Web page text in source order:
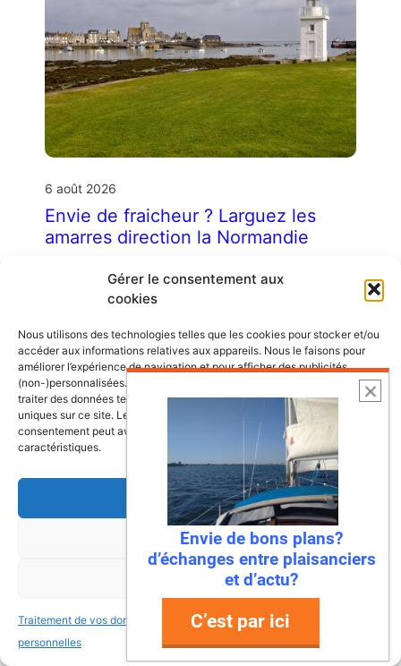
Gérer le consentement aux
cookies
Nous utilisons des technologies telles que les cookies pour stocker et/ou
accéder aux informations relatives aux appareils. Nous le faisons pour
améliorer l’expérience de navigation et pour afficher des publicités
(non-)personnalisées. Consentir à ces technologies nous autorisera à
traiter des données telles que le comportement de navigation ou les ID
uniques sur ce site. Le fait de ne pas consentir ou de retirer son
consentement peut avoir un effet négatif sur certaines fonctonnalités et
caractéristiques.
Accepter
Refuser
Voir les préférences
Traitement de vos données
personnelles
Traitement de vos données
personnelles
6 août 2026
Envie de fraicheur ? Larguez les
amarres direction la Normandie
plongent dans une mer turquoise, des ports
de pêche colorés où l’on déguste des huîtres
encore salées par …
Lire l’article
22 juillet 2026
Envie de bons plans?
d’échanges entre plaisanciers
et d’actu?
C’est par ici